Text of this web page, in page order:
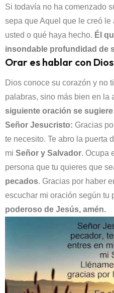
Si todavía no ha comenzado
sepa que Aquel que le creó
usted o qué haya hecho. Él
insondable profundidad de
Orar es hablar con Dios
Dios conoce su corazón y no
palabras, sino más bien en la
siguiente oración se
Señor Jesucristo: Gracias
te necesito. Te abro la puerta
mi Señor y Salvador. Ocupa
persona que tu quieres que
pecados. Gracias por haber
escuchar mi oración según tu
poderoso de Jesús, amén.